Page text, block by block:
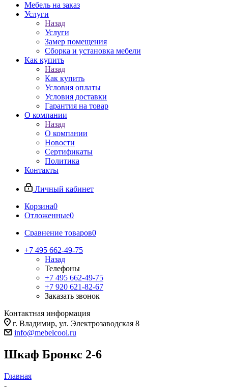
Мебель на заказ
Услуги
Назад
Услуги
Замер помещения
Сборка и установка мебели
Как купить
Назад
Как купить
Условия оплаты
Условия доставки
Гарантия на товар
О компании
Назад
О компании
Новости
Сертификаты
Политика
Контакты
Личный кабинет
Корзина0
Отложенные0
Сравнение товаров0
+7 495 662-49-75
Назад
Телефоны
+7 495 662-49-75
+7 920 621-82-67
Заказать звонок
Контактная информация
г. Владимир, ул. Электрозаводская 8
info@mebelcool.ru
Шкаф Бронкс 2-6
Главная
-